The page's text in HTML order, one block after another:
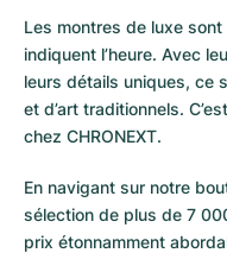
Les montres de luxe
indiquent l’heure. Avec
leurs détails uniques, ce
et d’art traditionnels.
chez CHRONEXT.
En navigant sur notre
sélection de plus de 7
prix étonnamment